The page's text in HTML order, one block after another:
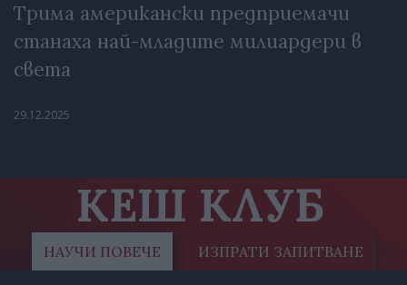
Трима американски предприемачи
станаха най-младите милиардери в
света
29.12.2025
КЕШ КЛУБ
НАУЧИ ПОВЕЧЕ ИЗПРАТИ ЗАПИТВАНЕ